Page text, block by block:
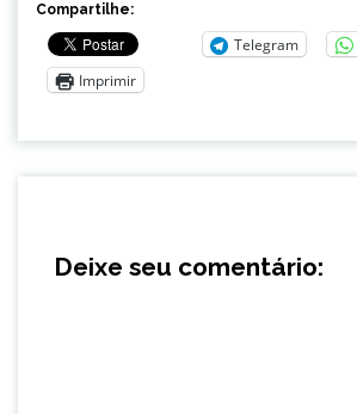
Compartilhe:
Telegram
Imprimir
Deixe seu comentário: